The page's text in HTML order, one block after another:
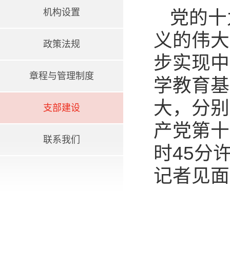
机构设置
政策法规
章程与管理制度
支部建设
联系我们
党的
义的伟
步实现
学教育
大，分
产党第
时45分
记者见